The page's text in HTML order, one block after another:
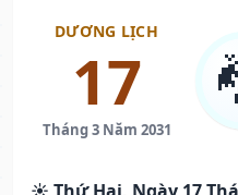
DƯƠNG LỊCH
17
Tháng 3 Năm 2031